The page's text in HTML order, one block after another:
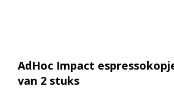
AdHoc Impact
van 2 stuks